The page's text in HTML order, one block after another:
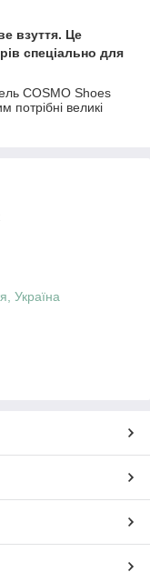
взуття. Це
спеціально для
COSMO Shoes
потрібні великі
Україна